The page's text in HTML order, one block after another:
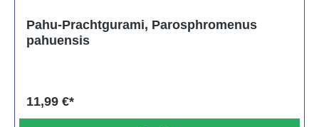
Pahu-Prachtgurami, Parosphromenus
pahuensis
11,99 €*